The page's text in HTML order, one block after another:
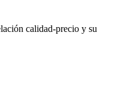
calidad-precio y su